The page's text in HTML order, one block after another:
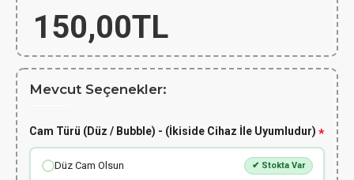
150,00TL
Mevcut Seçenekler:
Cam Türü (Düz / Bubble) - (İkiside Cihaz İle Uyumludur)
Düz Cam Olsun ✔ Stokta Var